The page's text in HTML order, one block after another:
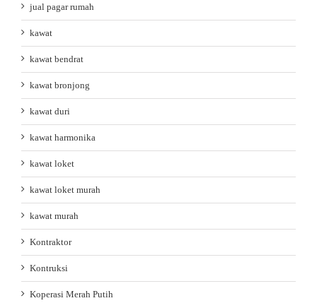
jual pagar rumah
kawat
kawat bendrat
kawat bronjong
kawat duri
kawat harmonika
kawat loket
kawat loket murah
kawat murah
Kontraktor
Kontruksi
Koperasi Merah Putih